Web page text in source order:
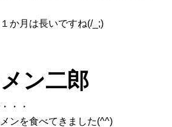
か月は長いですね(/_;)
ン二郎
・・
ンを食べてきました(^^)